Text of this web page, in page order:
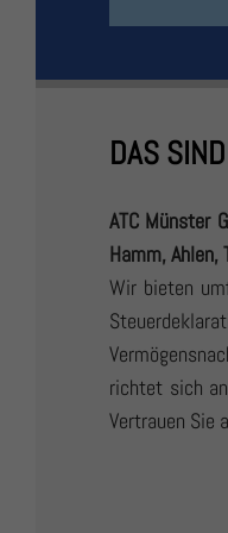
DAS
ATC Münster
Hamm, Ahlen,
Wir bieten
richtet sich an
Vertrauen Sie